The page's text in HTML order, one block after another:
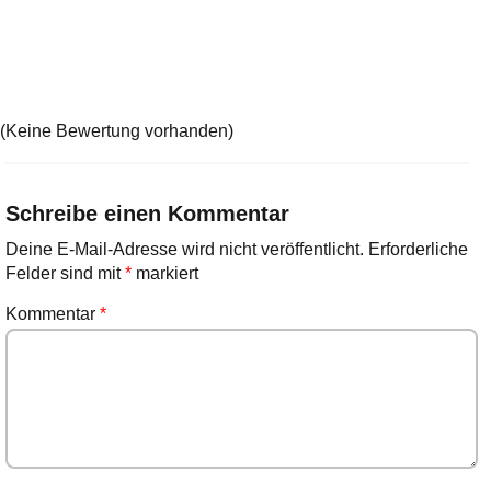
(Keine Bewertung vorhanden)
Schreibe einen Kommentar
Deine E-Mail-Adresse wird nicht veröffentlicht. Erforderliche
Felder sind mit*markiert
Kommentar *